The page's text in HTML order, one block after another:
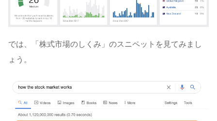
では、「株式市場のしくみ」のスニペットを見てみまし
ょう。